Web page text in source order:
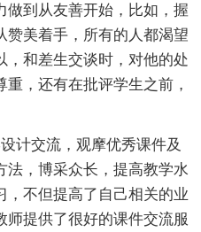
做到从友善开始，比如，握
赞美着手，所有的人都渴望
，和差生交谈时，对他的处
，还有在批评学生之前，
交流，观摩优秀课件及
法，博采众长，提高教学水
，不但提高了自己相关的业
师提供了很好的课件交流服